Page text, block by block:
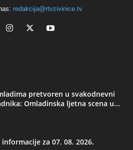
redakcija@rtvzivinice.tv
pretvoren u svakodnevni
Omladinska ljetna scena u...
za 07. 08. 2026.